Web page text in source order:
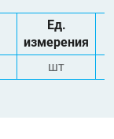
Ед.
измерения
шт